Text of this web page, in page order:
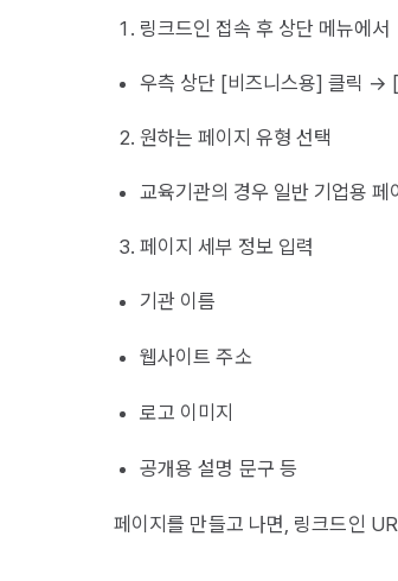
링크드인 접속 후 상단 메뉴에서
우측 상단 [비즈니스용] 클릭 →
원하는 페이지 유형 선택
교육기관의 경우 일반 기업용
페이지 세부 정보 입력
기관 이름
웹사이트 주소
로고 이미지
공개용 설명 문구 등
페이지를 만들고 나면, 링크드인